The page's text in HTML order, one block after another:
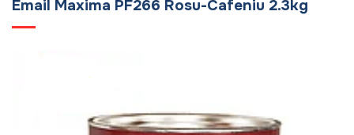
Email Maxima PF266 Rosu-Cafeniu 2.3kg